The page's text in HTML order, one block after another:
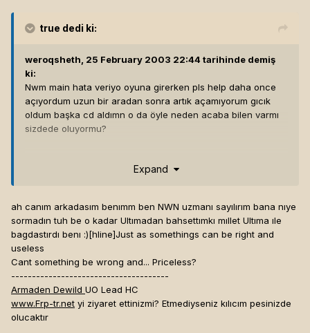
true dedi ki:
weroqsheth, 25 February 2003 22:44 tarihinde demiş
ki:
Nwm main hata veriyo oyuna girerken pls help daha once
açıyordum uzun bir aradan sonra artık açamıyorum gıcık
oldum başka cd aldımn o da öyle neden acaba bilen varmı
sizdede oluyormu?
ArmedenDewild UO Shard
armedendewild.frp-tr.net
Orjinal UO Dünyasında , Orjinal Britannia tarihi üzerine
Virtuelerle oynamak nasıl olurdu?
http://www.pepelek.com/forum/view.php?id=20786
İletişim için ::> taylansoy@msn.com
Expand
ah canım arkadasım benımm ben NWN uzmanı sayılırım bana nıye
sormadın tuh be o kadar Ultımadan bahsettımkı mıllet Ultıma ıle
bagdastırdı benı :)[hline]Just as somethings can be right and
useless
Cant something be wrong and... Priceless?
--------------------------------------
Armaden Dewild UO Lead HC
www.Frp-tr.net yi ziyaret ettinizmi? Etmediyseniz kılıcım pesinizde
olucaktır